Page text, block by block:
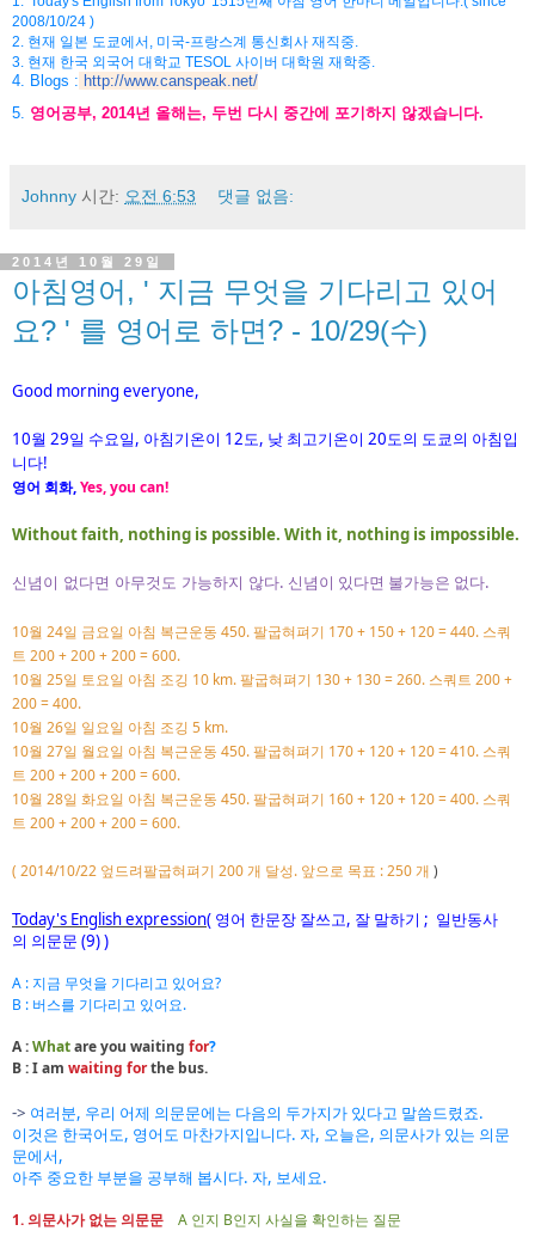
2008/10/24 )
2. 현재 일본 도쿄에서, 미국-프랑스계 통신회사 재직중.
3. 현재 한국 외국어 대학교 TESOL 사이버 대학원 재학중.
4. Blogs : http://www.canspeak.net/
5. 영어공부, 2014년 올해는, 두번 다시 중간에 포기하지 않겠습니다.
Johnny 시간: 오전 6:53 댓글 없음:
2014년 10월 29일
아침영어, ' 지금 무엇을 기다리고 있어
요? ' 를 영어로 하면? - 10/29(수)
Good morning everyone,
10월 29일 수요일, 아침기온이 12도, 낮 최고기온이 20도의 도쿄의 아침입
니다!
영어 회화,Yes, you can!
Without faith, nothing is possible. With it, nothing is impossible.
신념이 없다면 아무것도 가능하지 않다. 신념이 있다면 불가능은 없다.
10월 24일 금요일 아침 복근운동 450. 팔굽혀펴기 170 + 150 + 120 = 440. 스쿼
트 200 + 200 + 200 = 600.
10월 25일 토요일 아침 조깅 10 km.팔굽혀펴기 130 + 130 = 260. 스쿼트 200 +
200 = 400.
10월 26일 일요일 아침 조깅 5 km.
10월 27일 월요일 아침 복근운동 450. 팔굽혀펴기 170 + 120 + 120 = 410. 스쿼
트 200 + 200 + 200 = 600.
10월 28일 화요일 아침 복근운동 450. 팔굽혀펴기 160 + 120 + 120 = 400. 스쿼
트 200 + 200 + 200 = 600.
( 2014/10/22 엎드려팔굽혀펴기 200 개 달성. 앞으로 목표 : 250 개 )
Today's English expression( 영어 한문장 잘쓰고, 잘 말하기 ; 일반동사
의 의문문 (9) )
A : 지금 무엇을 기다리고 있어요?
B : 버스를 기다리고 있어요.
A :Whatare you waiting for?
B : I am waiting forthe bus.
-> 여러분, 우리 어제 의문문에는 다음의 두가지가 있다고 말씀드렸죠.
이것은 한국어도, 영어도 마찬가지입니다. 자, 오늘은, 의문사가 있는 의문
문에서,
아주 중요한 부분을 공부해 봅시다. 자, 보세요.
1. 의문사가 없는 의문문 A 인지 B인지 사실을 확인하는 질문